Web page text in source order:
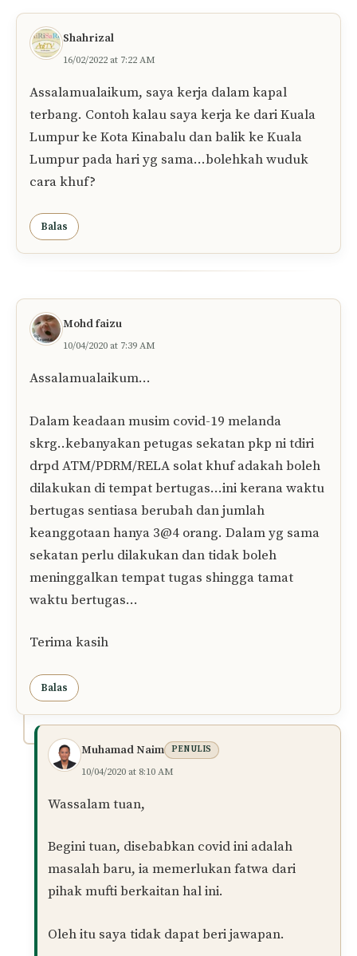
Shahrizal
16/02/2022 at 7:22 AM
Assalamualaikum, saya kerja dalam kapal
terbang. Contoh kalau saya kerja ke dari Kuala
Lumpur ke Kota Kinabalu dan balik ke Kuala
Lumpur pada hari yg sama…bolehkah wuduk
cara khuf?
Balas
Mohd faizu
10/04/2020 at 7:39 AM
Assalamualaikum…
Dalam keadaan musim covid-19 melanda
skrg..kebanyakan petugas sekatan pkp ni tdiri
drpd ATM/PDRM/RELA solat khuf adakah boleh
dilakukan di tempat bertugas…ini kerana waktu
bertugas sentiasa berubah dan jumlah
keanggotaan hanya 3@4 orang. Dalam yg sama
sekatan perlu dilakukan dan tidak boleh
meninggalkan tempat tugas shingga tamat
waktu bertugas…
Terima kasih
Balas
Muhamad Naim PENULIS
10/04/2020 at 8:10 AM
Wassalam tuan,
Begini tuan, disebabkan covid ini adalah
masalah baru, ia memerlukan fatwa dari
pihak mufti berkaitan hal ini.
Oleh itu saya tidak dapat beri jawapan.